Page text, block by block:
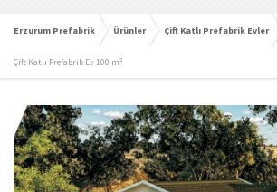
Erzurum Prefabrik Ürünler Çift Katlı Prefabrik Evler
Çift Katlı Prefabrik Ev 100 m²